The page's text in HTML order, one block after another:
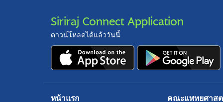
Siriraj Connect Application
ดาวน์โหลดได้แล้ววันนี้
หน้าแรก คณะแพทยศาสต